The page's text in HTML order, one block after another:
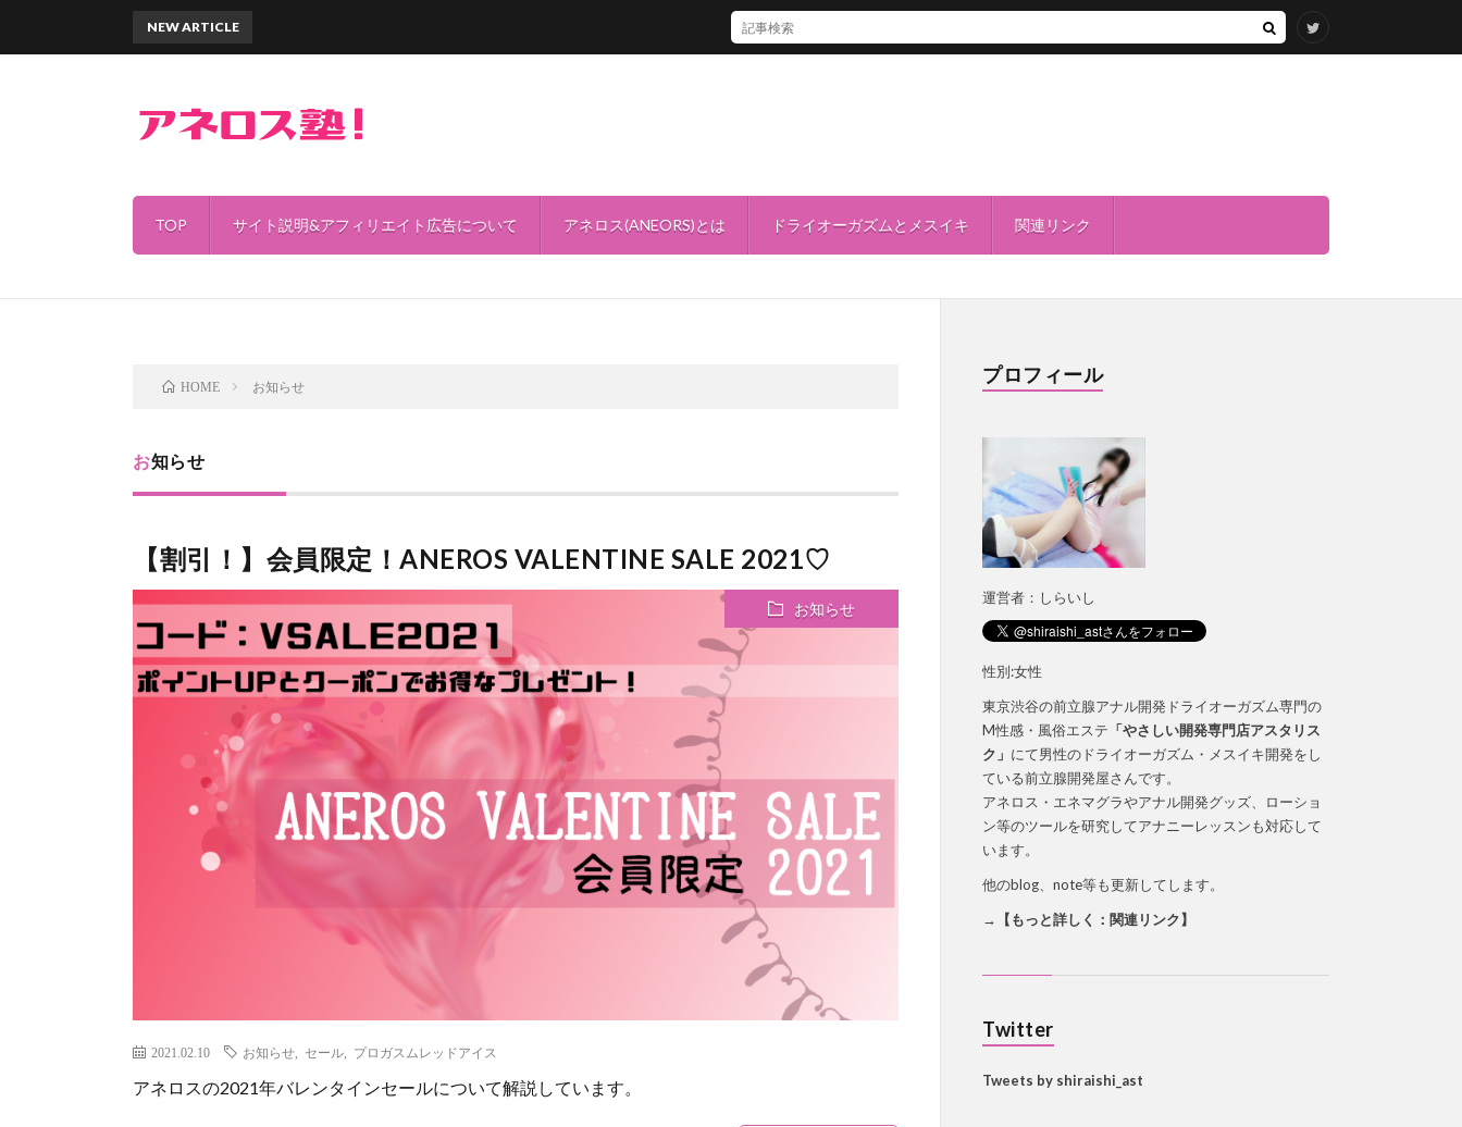
TOP サイト説明&アフィリエイト広告について アネロス(ANEORS)とは ドライオーガズムとメスイキ 関連リンク
NEW ARTICLE 「アネロスバレンタインセール2024」開催！
HOME お知らせ
お知らせ
【割引！】会員限定！ANEROS VALENTINE SALE 2021♡
お知らせ
2021.02.10 お知らせ セール プロガスムレッドアイス
アネロスの2021年バレンタインセールについて解説しています。
プロフィール
運営者：しらいし
性別:女性
東京渋谷の前立腺アナル開発ドライオーガズム専門の
M性感・風俗エステ 「やさしい開発専門店アスタリス
ク」 にて男性のドライオーガズム・メスイキ開発をし
ている前立腺開発屋さんです。
アネロス・エネマグラやアナル開発グッズ、ローショ
ン等のツールを研究してアナニーレッスンも対応して
います。
他のblog、note等も更新してします。
→【もっと詳しく：関連リンク】
Twitter
Tweets by shiraishi_ast